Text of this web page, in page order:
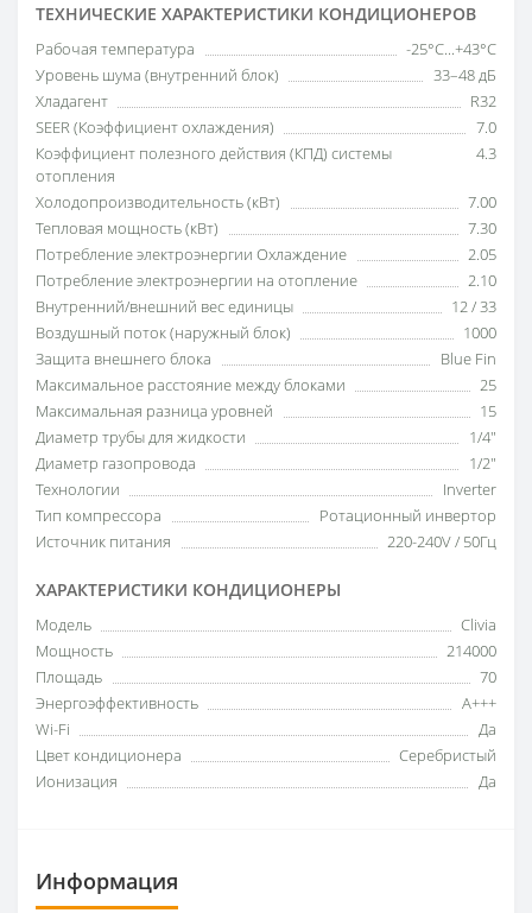
ТЕХНИЧЕСКИЕ ХАРАКТЕРИСТИКИ КОНДИЦИОНЕРОВ
Рабочая температура
-25°C...+43°C
Уровень шума (внутренний блок)
33–48 дБ
Хладагент
R32
SEER (Коэффициент охлаждения)
7.0
Коэффициент полезного действия (КПД) системы
отопления
4.3
Холодопроизводительность (кВт)
7.00
Тепловая мощность (кВт)
7.30
Потребление электроэнергии Охлаждение
2.05
Потребление электроэнергии на отопление
2.10
Внутренний/внешний вес единицы
12 / 33
Воздушный поток (наружный блок)
1000
Защита внешнего блока
Blue Fin
Максимальное расстояние между блоками
25
Максимальная разница уровней
15
Диаметр трубы для жидкости
1/4"
Диаметр газопровода
1/2"
Технологии
Inverter
Тип компрессора
Ротационный инвертор
Источник питания
220-240V / 50Гц
ХАРАКТЕРИСТИКИ КОНДИЦИОНЕРЫ
Модель
Clivia
Мощность
214000
Площадь
70
Энергоэффективность
A+++
Wi-Fi
Да
Цвет кондиционера
Серебристый
Ионизация
Да
Информация